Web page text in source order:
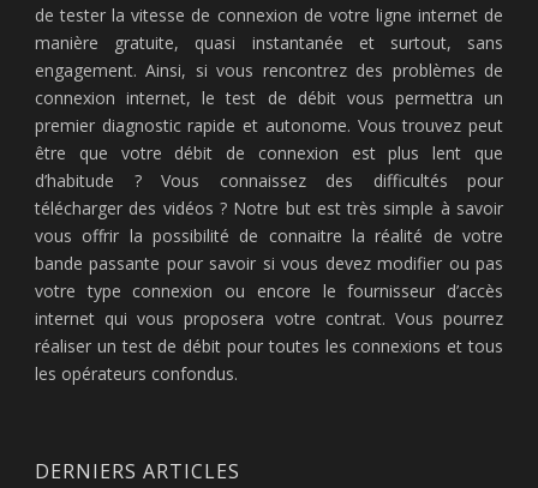
de tester la vitesse de connexion de votre ligne internet de
manière gratuite, quasi instantanée et surtout, sans
engagement. Ainsi, si vous rencontrez des problèmes de
connexion internet, le test de débit vous permettra un
premier diagnostic rapide et autonome. Vous trouvez peut
être que votre débit de connexion est plus lent que
d’habitude ? Vous connaissez des difficultés pour
télécharger des vidéos ? Notre but est très simple à savoir
vous offrir la possibilité de connaitre la réalité de votre
bande passante pour savoir si vous devez modifier ou pas
votre type connexion ou encore le fournisseur d’accès
internet qui vous proposera votre contrat. Vous pourrez
réaliser un test de débit pour toutes les connexions et tous
les opérateurs confondus.
DERNIERS ARTICLES